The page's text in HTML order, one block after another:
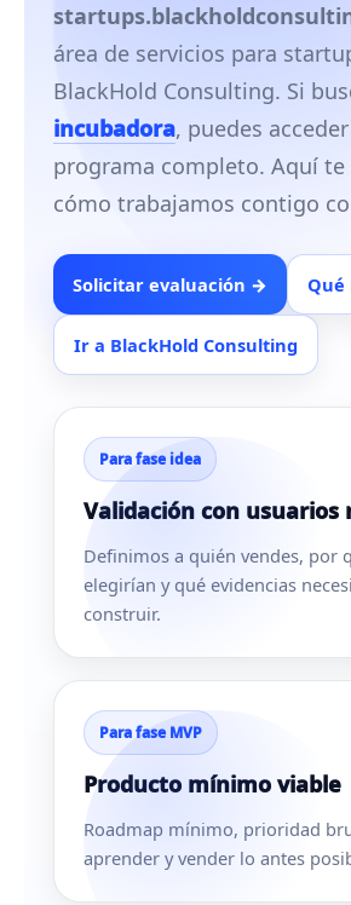
área de servicios para
BlackHold Consulting. Si
incubadora, puedes
programa completo. Aquí te
cómo trabajamos contigo
Solicitar evaluación → Qué
Ir a BlackHold Consulting
Para fase idea
Validación con usuarios
Definimos a quién vendes, por
elegirían y qué evidencias
construir.
Para fase MVP
Producto mínimo viable
Roadmap mínimo, prioridad
aprender y vender lo antes